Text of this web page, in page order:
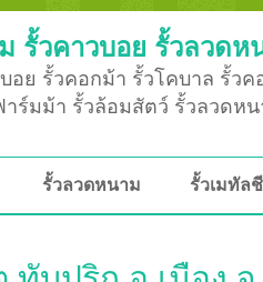
รั้วคาวบอย รั้วลวดห
อย รั้วคอกม้า รั้วโคบาล รั้ว
าร์มม้า รั้วล้อมสัตว์ รั้วลวดห
รั้วลวดหนาม รั้วเมทัล